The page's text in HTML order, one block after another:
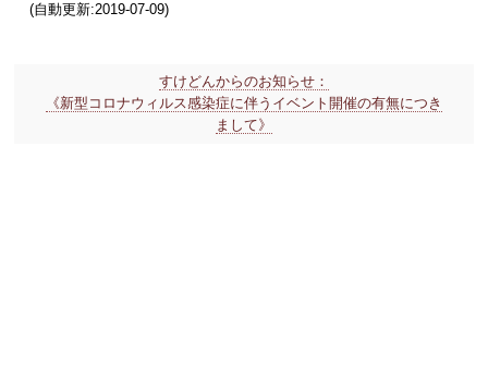
(自動更新:2019-07-09)
すけどんからのお知らせ：
《新型コロナウィルス感染症に伴うイベント開催の有無につき
まして》